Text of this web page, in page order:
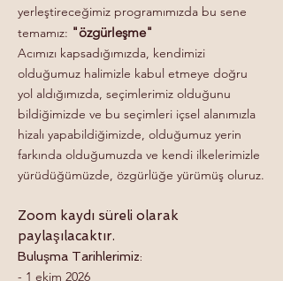
yerleştireceğimiz programımızda bu sene
temamız: "özgürleşme"
Acımızı kapsadığımızda, kendimizi
olduğumuz halimizle kabul etmeye doğru
yol aldığımızda, seçimlerimiz olduğunu
bildiğimizde ve bu seçimleri içsel alanımızla
hizalı yapabildiğimizde, olduğumuz yerin
farkında olduğumuzda ve kendi ilkelerimizle
yürüdüğümüzde, özgürlüğe yürümüş oluruz.
Zoom kaydı süreli olarak
paylaşılacaktır.
Buluşma Tarihlerimiz:
- 1 ekim 2026